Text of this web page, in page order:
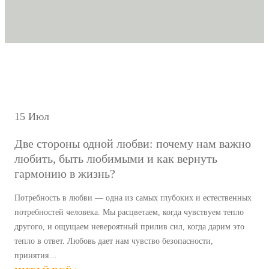
15 Июл
Две стороны одной любви: почему нам важно
любить, быть любимыми и как вернуть
гармонию в жизнь?
Потребность в любви — одна из самых глубоких и естественных
потребностей человека. Мы расцветаем, когда чувствуем тепло
другого, и ощущаем невероятный прилив сил, когда дарим это
тепло в ответ. Любовь дает нам чувство безопасности,
принятия…